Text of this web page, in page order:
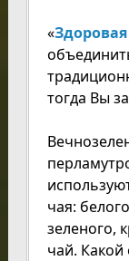
«
тогда Вы
чая:
зеленого,
чай. Какой